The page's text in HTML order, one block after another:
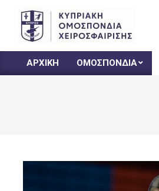
CHF
ΑΡΧΙΚΗ ΟΜΟΣΠΟΝΔΙΑ